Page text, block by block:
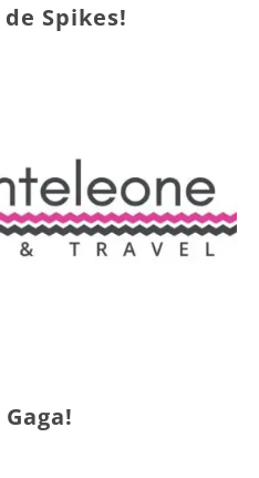
Spikes!